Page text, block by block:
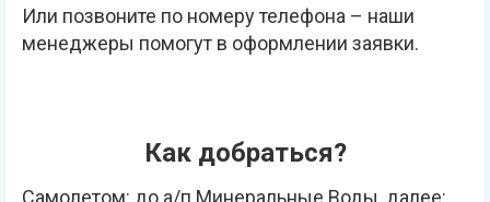
Или позвоните по номеру телефона – наши
менеджеры помогут в оформлении заявки.
Как добраться?
Самолетом: до а/п Минеральные Воды, далее: